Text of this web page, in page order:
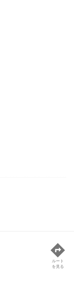
ルート
を見る